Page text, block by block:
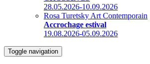
28.05.2026-10.09.2026
Rosa Turetsky Art Contemporain
Accrochage estival
19.08.2026-05.09.2026
Toggle navigation